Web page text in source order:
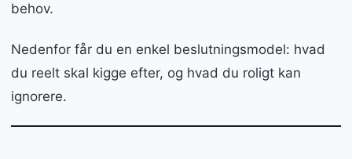
behov.
Nedenfor får du en enkel beslutningsmodel: hvad
du reelt skal kigge efter, og hvad du roligt kan
ignorere.